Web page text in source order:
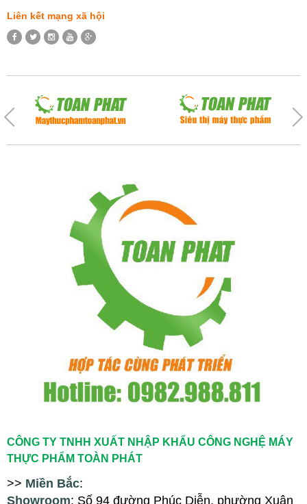
Liên kết mạng xã hội
CÔNG TY TNHH XUẤT NHẬP KHẨU CÔNG NGHỆ MÁY
THỰC PHẨM TOÀN PHÁT
>> Miền Bắc:
Showroom: Số 94 đường Phúc Diễn, phường Xuân